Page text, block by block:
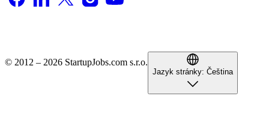
© 2012 – 2026 StartupJobs.com s.r.o.
Jazyk stránky: Čeština